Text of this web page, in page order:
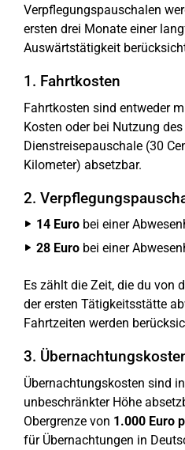
Verpflegungspauschalen
ersten drei Monate einer
Auswärtstätigkeit
1. Fahrtkosten
Fahrtkosten sind entweder
Kosten oder bei Nutzung
Dienstreisepauschale (30
Kilometer) absetzbar.
2.
14 Euro bei einer
28 Euro bei einer
Es zählt die Zeit, die du von
der ersten Tätigkeitsstätte
Fahrtzeiten werden
3.
Übernachtungskosten sind
unbeschränkter Höhe
Obergrenze von 1.000 Euro
für Übernachtungen in